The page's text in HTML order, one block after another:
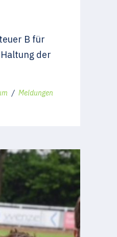
B für
der
/ Meldungen